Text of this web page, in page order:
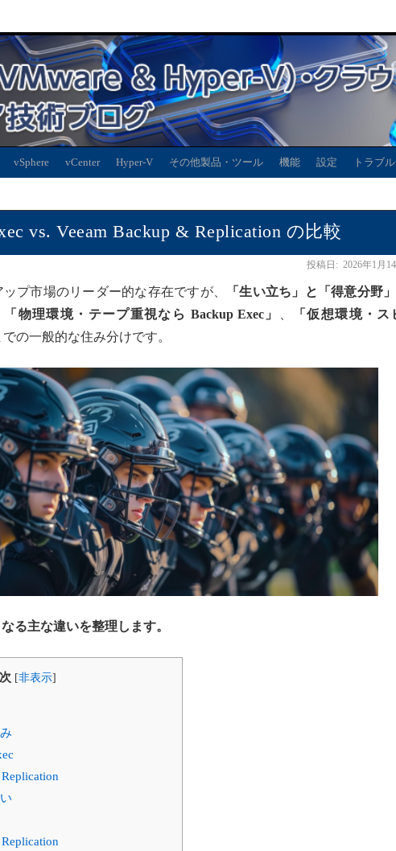
vSphere vCenter Hyper-V その他製品・ツール 機能 設定 トラブル
vs. Veeam Backup & Replication の比較
投稿日: 2026年1月
プ市場のリーダー的な存在ですが、
「生い立ち」と「得意分野
「物理環境・テープ重視なら Backup Exec」
「仮想環境・
の一般的な住み分けです。
る主な違いを整理します。
[非表示]